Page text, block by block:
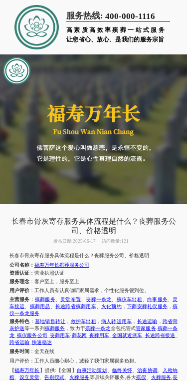
服务热线: 400-000-1116
高素质高效率殡葬一站式服务
让您省心、放心、是我们的服务宗旨
长春市骨灰寄存服务具体流程是什么？丧葬服务公
司、价格透明
发布日期:2025-06-17 访问数量:121
长春市骨灰寄存服务具体流程是什么？丧葬服务公司、价格透明
公司名称： 福寿万年长殡葬服务公司
资质认证：营业执照认证
服务理念：客户至上，服务至上
用户评价：工作人员有认真倾听家属需求，个性化服务很到位。
主营服务 ： 殡葬服务、 灵堂布置 、丧葬一条龙 殡仪车出租 、白事服务
灵
车接运
殡葬用品 长途跨省殡葬用车、 火化预约，下葬安葬礼仪服务 ，殡
仪一条龙服务
服务特色 ： 墓地销售转让 救护车出租 病人转运用车 长途运输
跨省骨
灰护送等一系列殡葬服务 ，致力于殡葬一条龙全包托管式管家服务. 殡葬一条
龙_ 殡仪服务公司 丧葬用车-葬花网 丧葬用车 全国就近派车 长途跨省接送
跨省运输_ 快速稳达
服务时间 ： 全天在线
用户评价： 工作人员细心耐心，减轻了我们家属很多负担。
【福寿万年长 】提供:【全国】 白事活动策划 临终关怀 、治丧协调
入殓纳
棺、 设立灵堂 、告别仪式 火葬服务等后续关怀服务,各大殡仪 火葬服务 ,丧